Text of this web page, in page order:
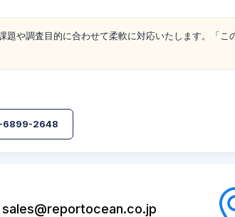
題や調査目的に合わせて柔軟に対応いたします。「こ
6899-2648
sales@reportocean.co.jp